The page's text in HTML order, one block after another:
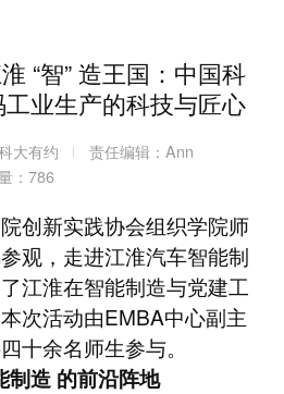
“智” 造王国：中国科
业生产的科技与匠心
大有约
责任编辑：Ann
：786
创新实践协会组织学院师
观，走进江淮汽车智能制
江淮在智能制造与党建工
次活动由EMBA中心副主
十余名师生参与。
制造 的前沿阵地